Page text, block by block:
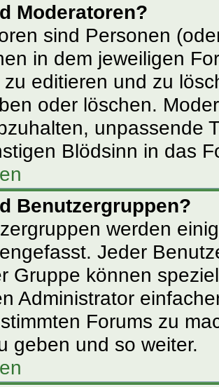
Moderatoren?
sind Personen
in dem jeweiligen
zu editieren und zu
oder löschen.
unpassende
Blödsinn in das
Benutzergruppen?
werden
Jeder
Gruppe können
Administrator
Forums zu
geben und so weiter.